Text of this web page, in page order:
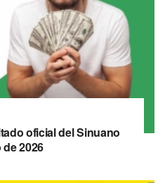
oficial del Sinuano
2026